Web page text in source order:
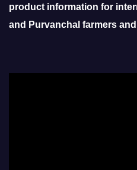
product information for
and Purvanchal farmers